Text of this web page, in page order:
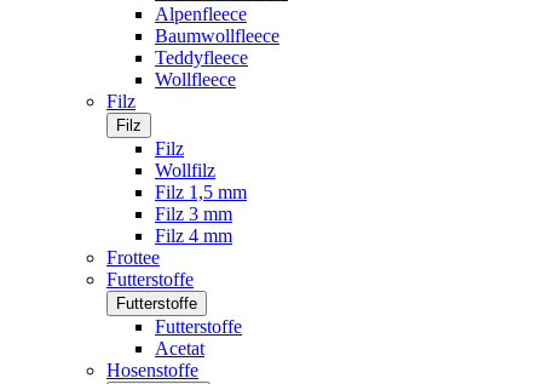
Alpenfleece
Baumwollfleece
Teddyfleece
Wollfleece
Filz
Filz
Filz
Wollfilz
Filz 1,5 mm
Filz 3 mm
Filz 4 mm
Frottee
Futterstoffe
Futterstoffe
Futterstoffe
Acetat
Hosenstoffe